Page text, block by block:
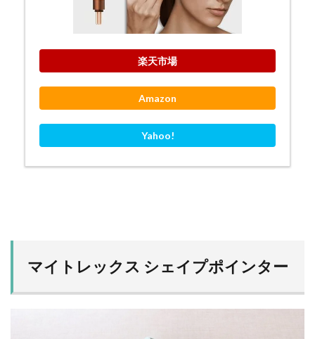
楽天市場
Amazon
Yahoo!
マイトレックス シェイプポインター